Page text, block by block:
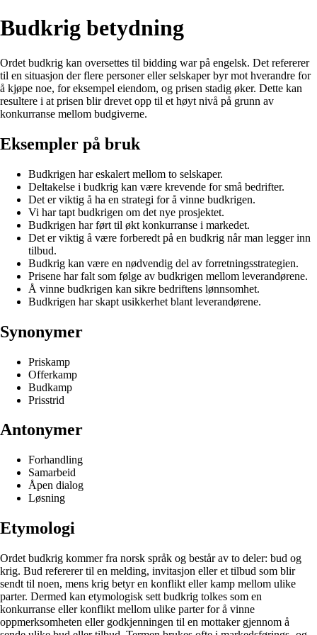
Budkrig betydning
Ordet budkrig kan oversettes til bidding war på engelsk. Det refererer
til en situasjon der flere personer eller selskaper byr mot hverandre for
å kjøpe noe, for eksempel eiendom, og prisen stadig øker. Dette kan
resultere i at prisen blir drevet opp til et høyt nivå på grunn av
konkurranse mellom budgiverne.
Eksempler på bruk
Budkrigen har eskalert mellom to selskaper.
Deltakelse i budkrig kan være krevende for små bedrifter.
Det er viktig å ha en strategi for å vinne budkrigen.
Vi har tapt budkrigen om det nye prosjektet.
Budkrigen har ført til økt konkurranse i markedet.
Det er viktig å være forberedt på en budkrig når man legger inn
tilbud.
Budkrig kan være en nødvendig del av forretningsstrategien.
Prisene har falt som følge av budkrigen mellom leverandørene.
Å vinne budkrigen kan sikre bedriftens lønnsomhet.
Budkrigen har skapt usikkerhet blant leverandørene.
Synonymer
Priskamp
Offerkamp
Budkamp
Prisstrid
Antonymer
Forhandling
Samarbeid
Åpen dialog
Løsning
Etymologi
Ordet budkrig kommer fra norsk språk og består av to deler: bud og
krig. Bud refererer til en melding, invitasjon eller et tilbud som blir
sendt til noen, mens krig betyr en konflikt eller kamp mellom ulike
parter. Dermed kan etymologisk sett budkrig tolkes som en
konkurranse eller konflikt mellom ulike parter for å vinne
oppmerksomheten eller godkjenningen til en mottaker gjennom å